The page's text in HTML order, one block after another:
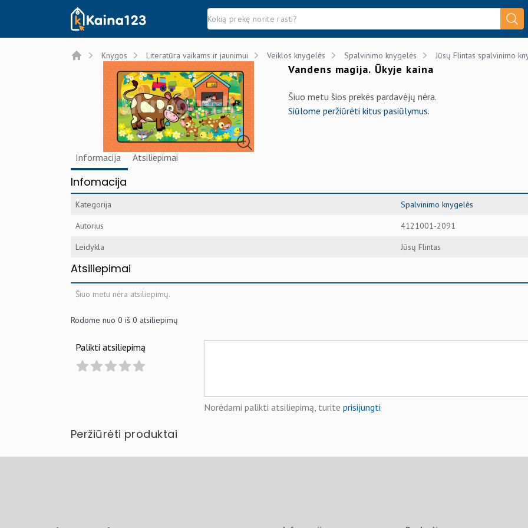
Kaina123.lt
Knygos Literatūra vaikams ir jaunimui Veiklos knygelės Spalvinimo knygelės Jūsų Flintas spalvinimo
Vandens magija. Ūkyje kaina
Šiuo metu šios prekės pardavėjų nėra.
Siūlome peržiūrėti kitus pasiūlymus.
Informacija Atsiliepimai
Infomacija
Kategorija
Spalvinimo knygelės
Autorius
4121001-2091
Leidykla
Jūsų Flintas
Atsiliepimai
Šiuo metu nėra atsiliepimų.
Rodome nuo 0 iš 0 atsiliepimų
Palikti atsiliepimą
Norėdami palikti atsiliepimą, turite prisijungti
Peržiūrėti produktai